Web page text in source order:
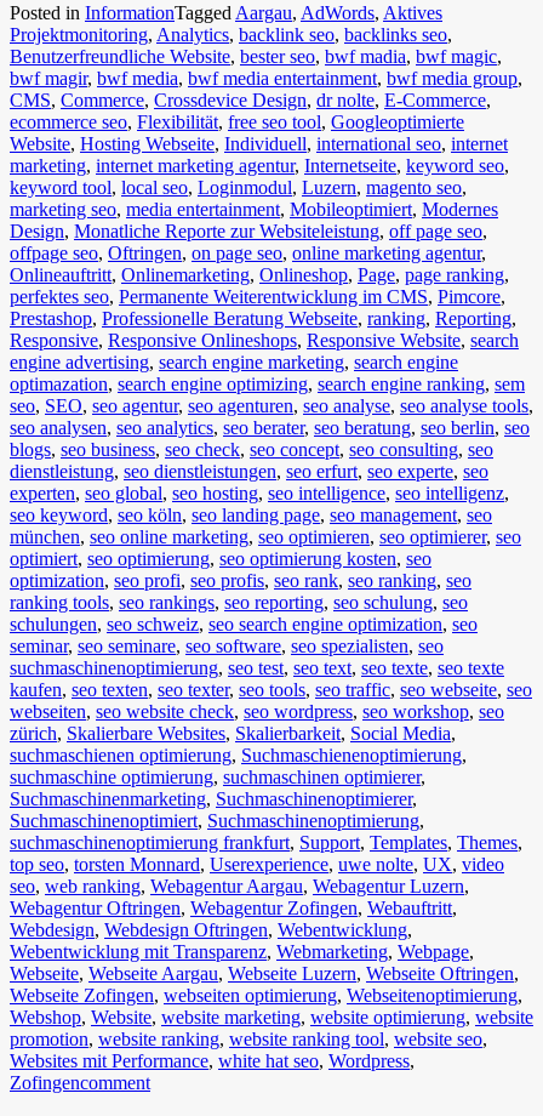
Posted in InformationTagged Aargau, AdWords, Aktives
Projektmonitoring, Analytics, backlink seo, backlinks seo,
Benutzerfreundliche Website, bester seo, bwf madia, bwf magic,
bwf magir, bwf media, bwf media entertainment, bwf media group,
CMS, Commerce, Crossdevice Design, dr nolte, E-Commerce,
ecommerce seo, Flexibilität, free seo tool, Googleoptimierte
Website, Hosting Webseite, Individuell, international seo, internet
marketing, internet marketing agentur, Internetseite, keyword seo,
keyword tool, local seo, Loginmodul, Luzern, magento seo,
marketing seo, media entertainment, Mobileoptimiert, Modernes
Design, Monatliche Reporte zur Websiteleistung, off page seo,
offpage seo, Oftringen, on page seo, online marketing agentur,
Onlineauftritt, Onlinemarketing, Onlineshop, Page, page ranking,
perfektes seo, Permanente Weiterentwicklung im CMS, Pimcore,
Prestashop, Professionelle Beratung Webseite, ranking, Reporting,
Responsive, Responsive Onlineshops, Responsive Website, search
engine advertising, search engine marketing, search engine
optimazation, search engine optimizing, search engine ranking, sem
seo, SEO, seo agentur, seo agenturen, seo analyse, seo analyse tools,
seo analysen, seo analytics, seo berater, seo beratung, seo berlin, seo
blogs, seo business, seo check, seo concept, seo consulting, seo
dienstleistung, seo dienstleistungen, seo erfurt, seo experte, seo
experten, seo global, seo hosting, seo intelligence, seo intelligenz,
seo keyword, seo köln, seo landing page, seo management, seo
münchen, seo online marketing, seo optimieren, seo optimierer, seo
optimiert, seo optimierung, seo optimierung kosten, seo
optimization, seo profi, seo profis, seo rank, seo ranking, seo
ranking tools, seo rankings, seo reporting, seo schulung, seo
schulungen, seo schweiz, seo search engine optimization, seo
seminar, seo seminare, seo software, seo spezialisten, seo
suchmaschinenoptimierung, seo test, seo text, seo texte, seo texte
kaufen, seo texten, seo texter, seo tools, seo traffic, seo webseite, seo
webseiten, seo website check, seo wordpress, seo workshop, seo
zürich, Skalierbare Websites, Skalierbarkeit, Social Media,
suchmaschienen optimierung, Suchmaschienenoptimierung,
suchmaschine optimierung, suchmaschinen optimierer,
Suchmaschinenmarketing, Suchmaschinenoptimierer,
Suchmaschinenoptimiert, Suchmaschinenoptimierung,
suchmaschinenoptimierung frankfurt, Support, Templates, Themes,
top seo, torsten Monnard, Userexperience, uwe nolte, UX, video
seo, web ranking, Webagentur Aargau, Webagentur Luzern,
Webagentur Oftringen, Webagentur Zofingen, Webauftritt,
Webdesign, Webdesign Oftringen, Webentwicklung,
Webentwicklung mit Transparenz, Webmarketing, Webpage,
Webseite, Webseite Aargau, Webseite Luzern, Webseite Oftringen,
Webseite Zofingen, webseiten optimierung, Webseitenoptimierung,
Webshop, Website, website marketing, website optimierung, website
promotion, website ranking, website ranking tool, website seo,
Websites mit Performance, white hat seo, Wordpress,
Zofingencomment